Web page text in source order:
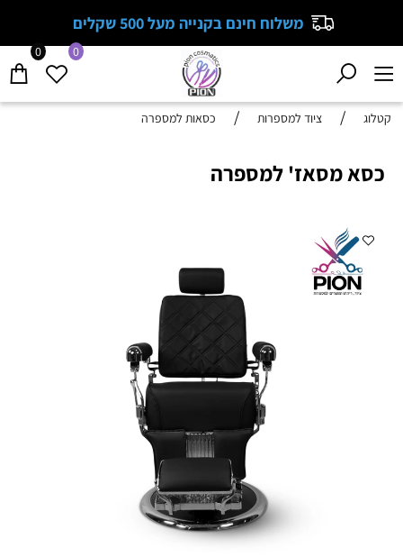
משלוח חינם בקנייה מעל 500 שקלים
0 0
קטלוג / ציוד למספרות / כסאות למספרה
כסא מסאז' למספרה